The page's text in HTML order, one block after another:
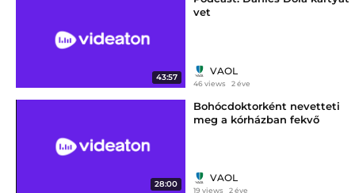
43:57
vet
VAOL
46 views 2 éve
28:00
Bohócdoktorként nevetteti
meg a kórházban fekvő
VAOL
19 views 2 éve